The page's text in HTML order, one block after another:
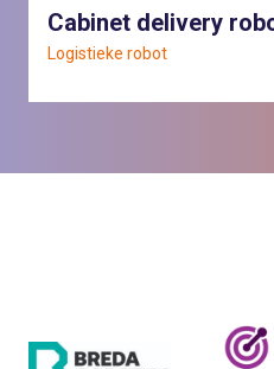
Cabinet delivery
Logistieke robot